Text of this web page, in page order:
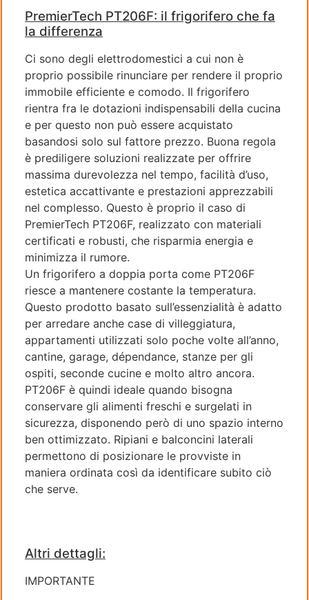
PremierTech PT206F: il frigorifero che fa
la differenza
Ci sono degli elettrodomestici a cui non è
proprio possibile rinunciare per rendere il proprio
immobile efficiente e comodo. Il frigorifero
rientra fra le dotazioni indispensabili della cucina
e per questo non può essere acquistato
basandosi solo sul fattore prezzo. Buona regola
è prediligere soluzioni realizzate per offrire
massima durevolezza nel tempo, facilità d’uso,
estetica accattivante e prestazioni apprezzabili
nel complesso. Questo è proprio il caso di
PremierTech PT206F, realizzato con materiali
certificati e robusti, che risparmia energia e
minimizza il rumore.
Un frigorifero a doppia porta come PT206F
riesce a mantenere costante la temperatura.
Questo prodotto basato sull’essenzialità è adatto
per arredare anche case di villeggiatura,
appartamenti utilizzati solo poche volte all’anno,
cantine, garage, dépendance, stanze per gli
ospiti, seconde cucine e molto altro ancora.
PT206F è quindi ideale quando bisogna
conservare gli alimenti freschi e surgelati in
sicurezza, disponendo però di uno spazio interno
ben ottimizzato. Ripiani e balconcini laterali
permettono di posizionare le provviste in
maniera ordinata così da identificare subito ciò
che serve.
Altri dettagli:
IMPORTANTE